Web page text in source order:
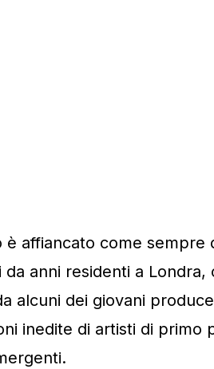
è affiancato come sempre
da anni residenti a
alcuni dei giovani
inedite di artisti di primo